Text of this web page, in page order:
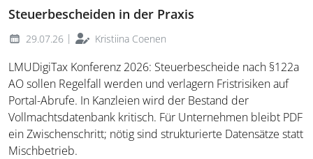
Steuerbescheiden in der Praxis
29.07.26 | Kristiina Coenen
LMUDigiTax Konferenz 2026: Steuerbescheide nach §122a
AO sollen Regelfall werden und verlagern Fristrisiken auf
Portal-Abrufe. In Kanzleien wird der Bestand der
Vollmachtsdatenbank kritisch. Für Unternehmen bleibt PDF
ein Zwischenschritt; nötig sind strukturierte Datensätze statt
Mischbetrieb.